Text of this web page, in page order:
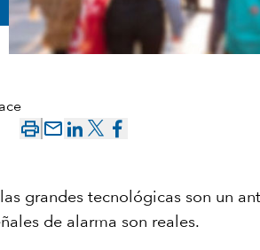
mail_outline
grandes tecnológicas son un
de alarma son reales.